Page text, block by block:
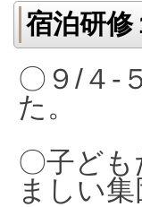
宿泊研修
〇９/４-
た。
〇子ど
ましい